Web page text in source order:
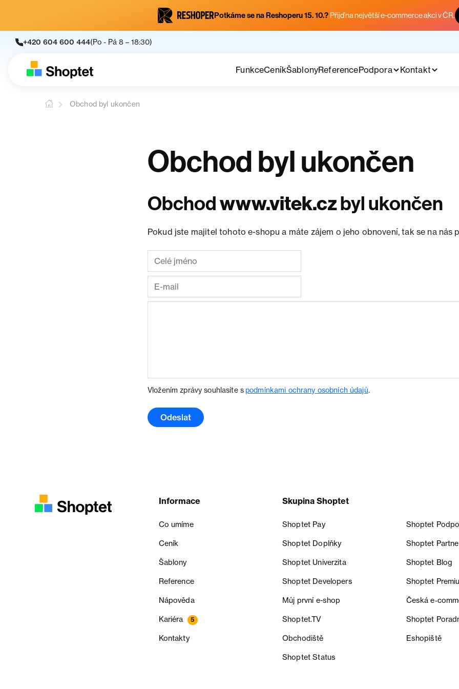
Potkáme se na Reshoperu 15. 10.? Přijď na největší e-commerce akci v ČR.
+420 604 600 444(Po - Pá 8 – 18:30)
FunkceCeníkŠablonyReferencePodpora Kontakt
Obchod byl ukončen
Obchod byl ukončen
Obchodwww.vitek.czbyl ukončen
Pokud jste majitel tohoto e-shopu a máte zájem o jeho obnovení, tak se na nás
Vložením zprávy souhlasíte spodmínkami ochrany osobních údajů.
Odeslat
Informace
Co umíme
Ceník
Šablony
Reference
Nápověda
Kariéra 5
Kontakty
Skupina Shoptet
Shoptet Pay Shoptet
Shoptet Doplňky Shoptet
Shoptet Univerzita Shoptet Blog
Shoptet Developers Shoptet
Můj první e-shop Česká
Shoptet.TV Shoptet
Obchodiště Eshopiště
Shoptet Status